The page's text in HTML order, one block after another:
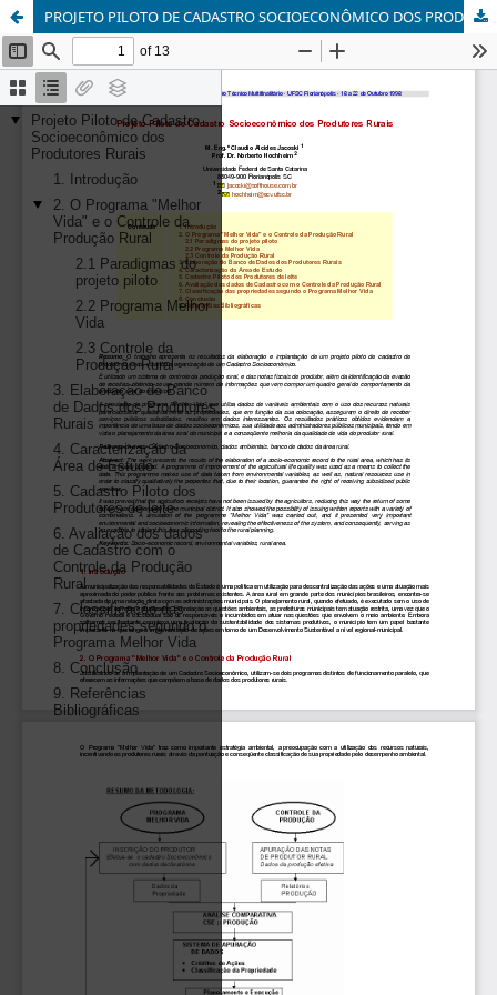
PROJETO PILOTO DE CADASTRO SOCIOECONÔMICO DOS PRODUTORES RURAIS